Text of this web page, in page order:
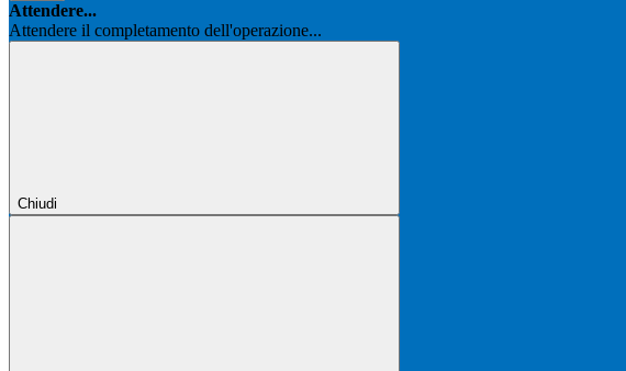
Attendere...
Attendere il completamento dell'operazione...
Chiudi